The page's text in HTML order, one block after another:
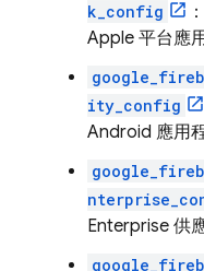
k_config
Apple 平台應
ity_config
Android 應用
Enterprise 供